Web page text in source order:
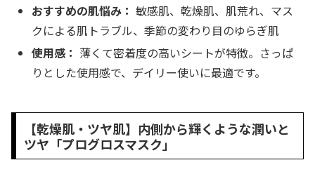
おすすめの肌悩み： 敏感肌、乾燥肌、肌荒れ、マス
クによる肌トラブル、季節の変わり目のゆらぎ肌
使用感： 薄くて密着度の高いシートが特徴。さっぱ
りとした使用感で、デイリー使いに最適です。
【乾燥肌・ツヤ肌】内側から輝くような潤いと
ツヤ「プログロスマスク」